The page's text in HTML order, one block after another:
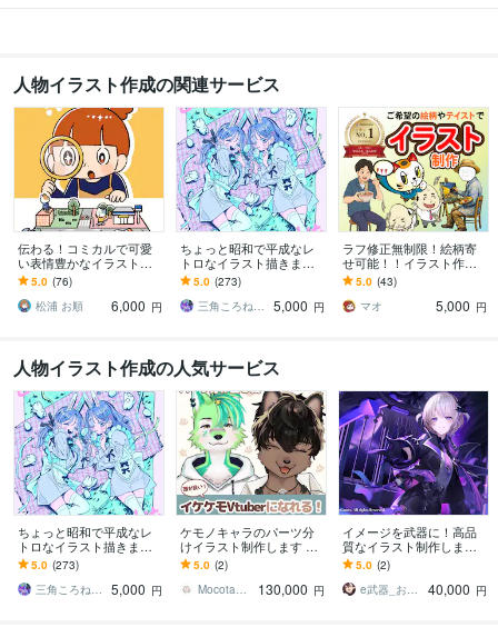
人物イラスト作成の関連サービス
伝わる！コミカルで可愛
い表情豊かなイラスト描
きます 挿絵・チラシ・リ
ーフレット・HP等 / 大量
注文実績あり！
5.0 (76)
松浦 お順
6,000 円
ちょっと昭和で平成なレ
トロなイラスト描きます
昭和・平成レトロ☆ネオ
ン☆パステル
5.0 (273)
三角ころねる☆プロフ必読願います
5,000 円
ラフ修正無制限！絵柄寄
せ可能！！イラスト作成
します 【商用可】SNS集
客・キャラデザ・似顔
絵・アイコン・配信対応
5.0 (43)
マオ
5,000 円
人物イラスト作成の人気サービス
ちょっと昭和で平成なレ
トロなイラスト描きます
昭和・平成レトロ☆ネオ
ン☆パステル
5.0 (273)
三角ころねる☆プロフ必読願います
5,000 円
ケモノキャラのパーツ分
けイラスト制作します 顔
が良いイケケモVtuberに
なりたい方、お任せくだ
さい！
5.0 (2)
Mocota（もこた）
130,000 円
イメージを武器に！高品
質なイラスト制作します
配信イラスト、立ち絵、
キャラデザまで幅広くお
まかせください！
5.0 (2)
e武器_お仕事募集中！
40,000 円